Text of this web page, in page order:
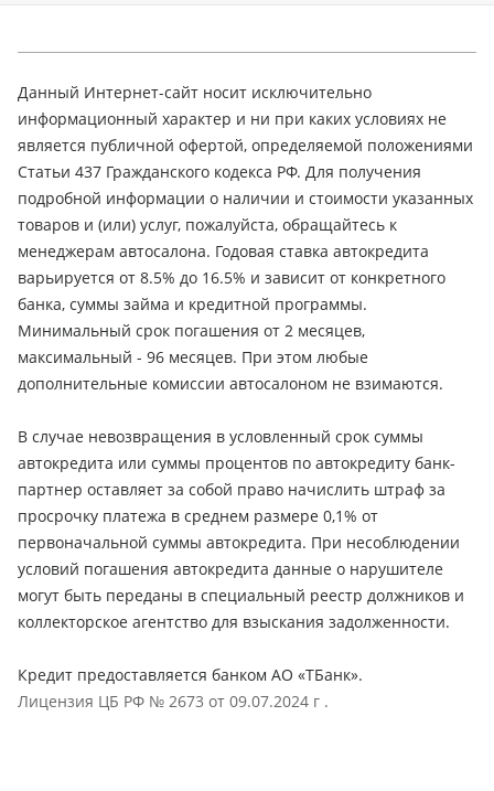
Данный Интернет-сайт носит исключительно
информационный характер и ни при каких условиях не
является публичной офертой, определяемой положениями
Статьи 437 Гражданского кодекса РФ. Для получения
подробной информации о наличии и стоимости указанных
товаров и (или) услуг, пожалуйста, обращайтесь к
менеджерам автосалона. Годовая ставка автокредита
варьируется от 8.5% до 16.5% и зависит от конкретного
банка, суммы займа и кредитной программы.
Минимальный срок погашения от 2 месяцев,
максимальный - 96 месяцев. При этом любые
дополнительные комиссии автосалоном не взимаются.
В случае невозвращения в условленный срок суммы
автокредита или суммы процентов по автокредиту банк-
партнер оставляет за собой право начислить штраф за
просрочку платежа в среднем размере 0,1% от
первоначальной суммы автокредита. При несоблюдении
условий погашения автокредита данные о нарушителе
могут быть переданы в специальный реестр должников и
коллекторское агентство для взыскания задолженности.
Кредит предоставляется банком АО «ТБанк».
Лицензия ЦБ РФ № 2673 от 09.07.2024 г .